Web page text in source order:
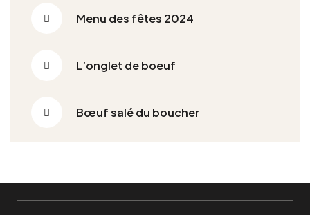
Menu des fêtes 2024
L’onglet de boeuf
Bœuf salé du boucher